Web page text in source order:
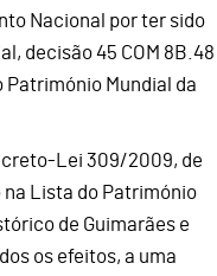
Nacional por ter sido
decisão 45 COM 8B.48
Património Mundial da
Lei 309/2009, de
Lista do Património
de Guimarães e
os efeitos, a uma